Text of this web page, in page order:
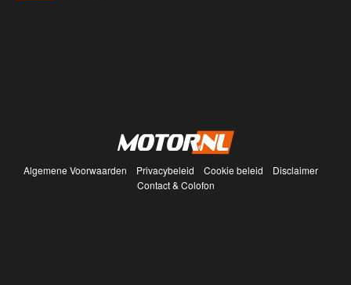
Algemene Voorwaarden Privacybeleid Cookie beleid
Disclaimer
Contact & Colofon